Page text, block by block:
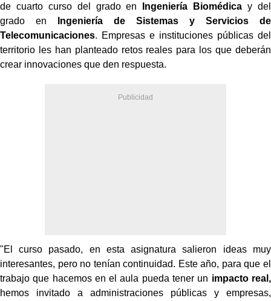
de cuarto curso del grado en
Ingeniería Biomédica y del
grado en
Ingeniería de Sistemas y Servicios de
Telecomunicaciones. Empresas e instituciones públicas del
territorio les han planteado retos reales para los que deberán
crear innovaciones que den respuesta.
"El curso pasado, en esta asignatura salieron ideas muy
interesantes, pero no tenían continuidad. Este año, para que el
trabajo que hacemos en el aula pueda tener un impacto real,
hemos invitado a administraciones públicas y empresas,